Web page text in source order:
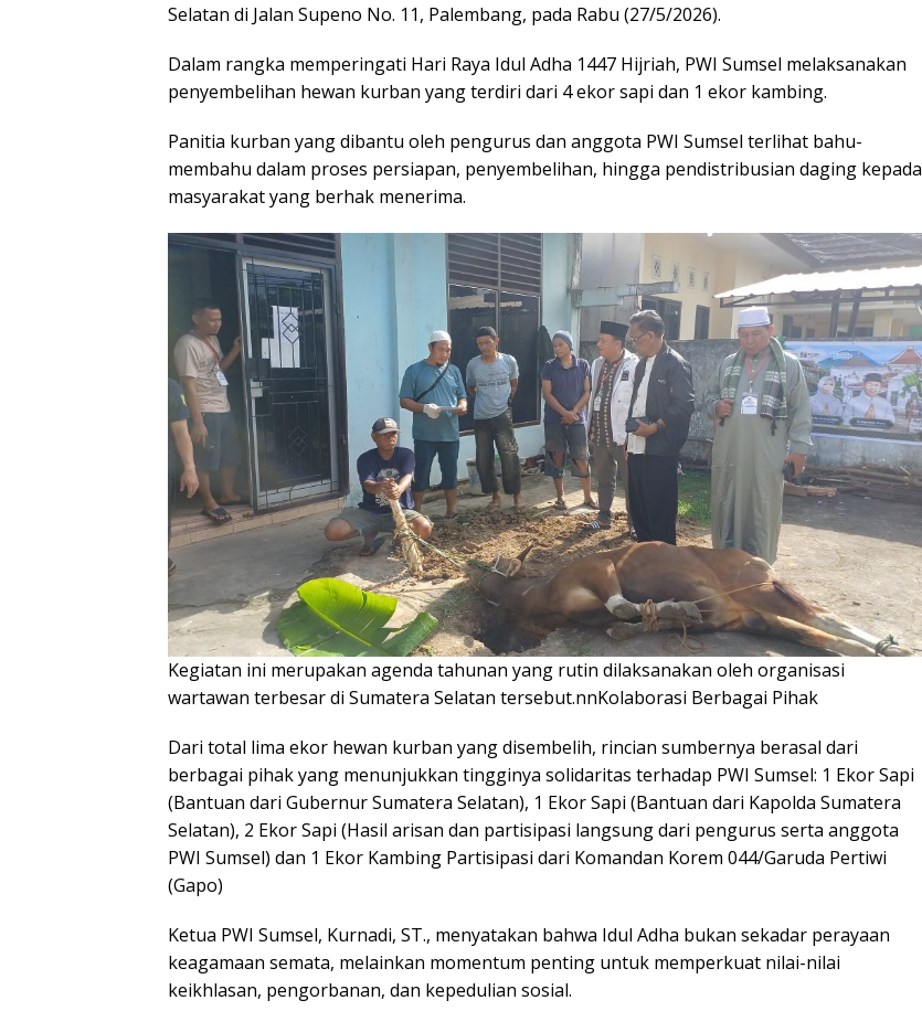
Selatan di Jalan Supeno No. 11, Palembang, pada Rabu (27/5/2026).
Dalam rangka memperingati Hari Raya Idul Adha 1447 Hijriah, PWI Sumsel melaksanakan
penyembelihan hewan kurban yang terdiri dari 4 ekor sapi dan 1 ekor kambing.
Panitia kurban yang dibantu oleh pengurus dan anggota PWI Sumsel terlihat bahu-
membahu dalam proses persiapan, penyembelihan, hingga pendistribusian daging kepada
masyarakat yang berhak menerima.
Kegiatan ini merupakan agenda tahunan yang rutin dilaksanakan oleh organisasi
wartawan terbesar di Sumatera Selatan tersebut.nnKolaborasi Berbagai Pihak
Dari total lima ekor hewan kurban yang disembelih, rincian sumbernya berasal dari
berbagai pihak yang menunjukkan tingginya solidaritas terhadap PWI Sumsel: 1 Ekor Sapi
(Bantuan dari Gubernur Sumatera Selatan), 1 Ekor Sapi (Bantuan dari Kapolda Sumatera
Selatan), 2 Ekor Sapi (Hasil arisan dan partisipasi langsung dari pengurus serta anggota
PWI Sumsel) dan 1 Ekor Kambing Partisipasi dari Komandan Korem 044/Garuda Pertiwi
(Gapo)
Ketua PWI Sumsel, Kurnadi, ST., menyatakan bahwa Idul Adha bukan sekadar perayaan
keagamaan semata, melainkan momentum penting untuk memperkuat nilai-nilai
keikhlasan, pengorbanan, dan kepedulian sosial.